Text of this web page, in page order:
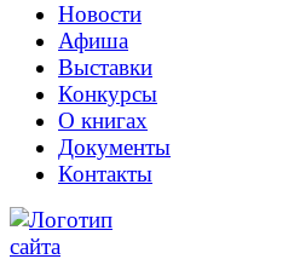
Новости
Афиша
Выставки
Конкурсы
О книгах
Документы
Контакты